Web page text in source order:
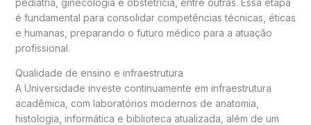
é fundamental para consolidar competências técnicas, éticas
e humanas, preparando o futuro médico para a atuação
profissional.
Qualidade de ensino e infraestrutura
A Universidade investe continuamente em infraestrutura
acadêmica, com laboratórios modernos de anatomia,
histologia, informática e biblioteca atualizada, além de um